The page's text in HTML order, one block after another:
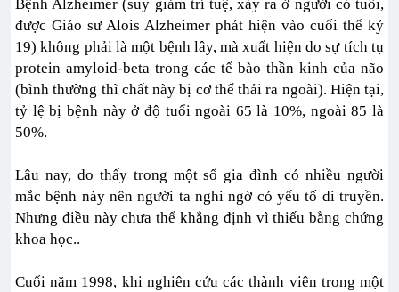
Bệnh Alzheimer (suy giảm trí tuệ, xảy ra ở người có tuổi,
được Giáo sư Alois Alzheimer phát hiện vào cuối thể kỷ
19) không phải là một bệnh lây, mà xuất hiện do sự tích tụ
protein amyloid-beta trong các tế bào thần kinh của não
(bình thường thì chất này bị cơ thể thải ra ngoài). Hiện tại,
tỷ lệ bị bệnh này ở độ tuổi ngoài 65 là 10%, ngoài 85 là
50%.
Lâu nay, do thấy trong một số gia đình có nhiều người
mắc bệnh này nên người ta nghi ngờ có yếu tố di truyền.
Nhưng điều này chưa thể khẳng định vì thiếu bằng chứng
khoa học..
Cuối năm 1998, khi nghiên cứu các thành viên trong một